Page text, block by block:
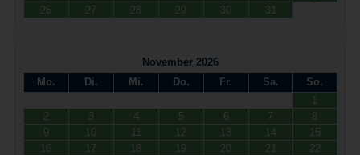
26
27 28 29 30 31
November 2026
Mo.
Di. Mi. Do. Fr. Sa.
So.
1
2
3 4 5 6 7
8
9
10 11 12 13 14
15
16
17 18 19 20 21
22